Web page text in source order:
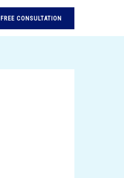
FREE CONSULTATION